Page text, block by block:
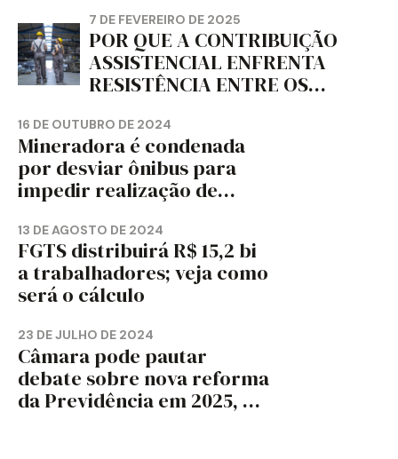
7 DE FEVEREIRO DE 2025
POR QUE A CONTRIBUIÇÃO
ASSISTENCIAL ENFRENTA
RESISTÊNCIA ENTRE OS
16 DE OUTUBRO DE 2024
Mineradora é condenada
por desviar ônibus para
impedir realização de
13 DE AGOSTO DE 2024
FGTS distribuirá R$ 15,2 bi
a trabalhadores; veja como
será o cálculo
23 DE JULHO DE 2024
Câmara pode pautar
debate sobre nova reforma
da Previdência em 2025, diz